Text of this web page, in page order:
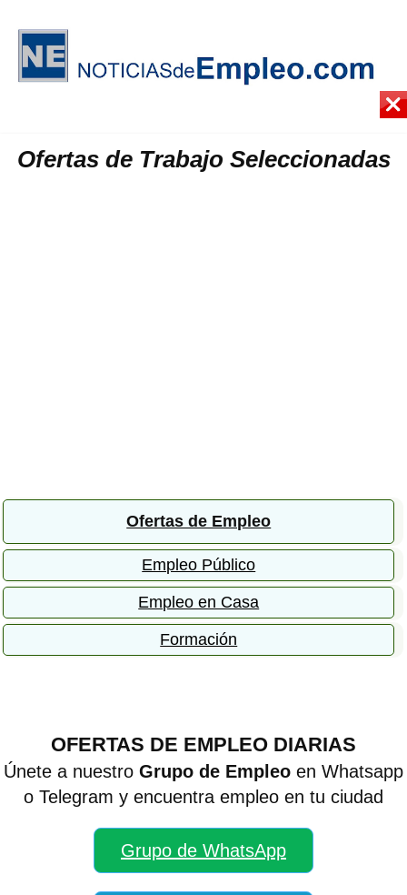
Ofertas de Trabajo Seleccionadas
Ofertas de Empleo
Empleo Público
Empleo en Casa
Formación
OFERTAS DE EMPLEO DIARIAS
Únete a nuestro Grupo de Empleo en Whatsapp
o Telegram y encuentra empleo en tu ciudad
Grupo de WhatsApp